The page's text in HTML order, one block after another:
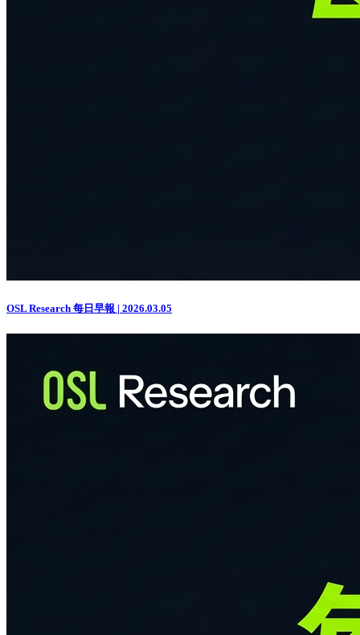
OSL Research 每日早報 | 2026.03.05